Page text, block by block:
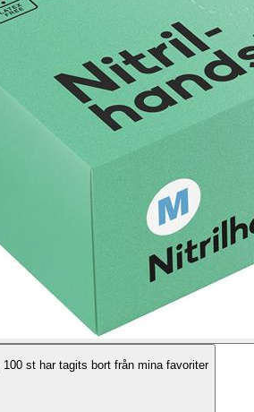
st har tagits bort från mina favoriter